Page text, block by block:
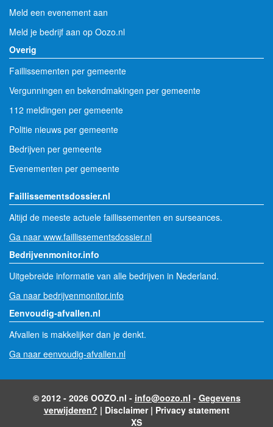
Meld een evenement aan
Meld je bedrijf aan op Oozo.nl
Overig
Faillissementen per gemeente
Vergunningen en bekendmakingen per gemeente
112 meldingen per gemeente
Politie nieuws per gemeente
Bedrijven per gemeente
Evenementen per gemeente
Faillissementsdossier.nl
Altijd de meeste actuele faillissementen en surseances.
Ga naar www.faillissementsdossier.nl
Bedrijvenmonitor.info
Uitgebreide informatie van alle bedrijven in Nederland.
Ga naar bedrijvenmonitor.info
Eenvoudig-afvallen.nl
Afvallen is makkelijker dan je denkt.
Ga naar eenvoudig-afvallen.nl
© 2012 - 2026 OOZO.nl - info@oozo.nl - Gegevens
verwijderen? | Disclaimer| Privacy statement
XS